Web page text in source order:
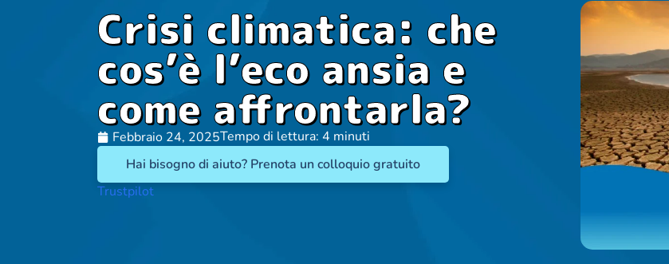
Crisi climatica: che
cos’è l’eco ansia e
come affrontarla?
Febbraio 24, 2025Tempo di lettura: 4 minuti
Hai bisogno di aiuto? Prenota un colloquio gratuito
Trustpilot